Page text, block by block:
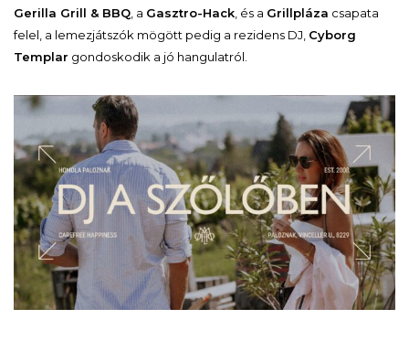
Gerilla Grill & BBQ, a Gasztro-Hack, és a Grillpláza csapata
felel, a lemezjátszók mögött pedig a rezidens DJ, Cyborg
Templar gondoskodik a jó hangulatról.